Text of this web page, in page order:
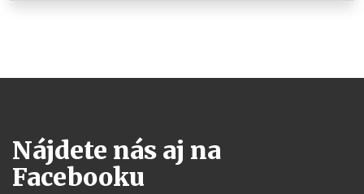
Nájdete nás aj na
Facebooku